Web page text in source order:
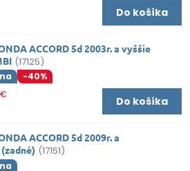
Do košíka
ACCORD 5d 2003r. a vyššie
(17125)
-40%
Do košíka
ACCORD 5d 2009r. a
(17151)